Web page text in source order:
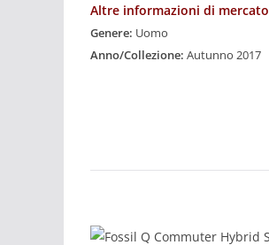
Altre informazioni di mercato
Genere: Uomo
Anno/Collezione: Autunno 2017